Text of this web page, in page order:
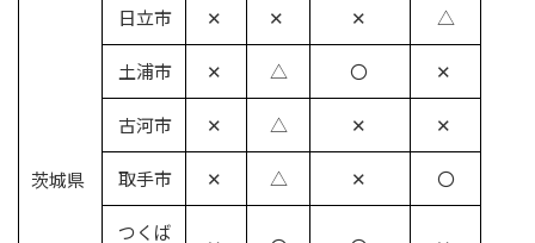
茨城県
日立市 ✕ ✕ ✕ △
土浦市 ✕ △ 〇 ✕
古河市 ✕ △ ✕ ✕
取手市 ✕ △ ✕ 〇
つくば